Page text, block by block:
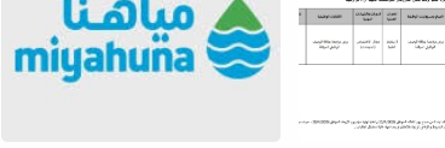
على إتاحة الفرصة الكافية أمام
الجميع لاستكمال إجراءات التقديم.